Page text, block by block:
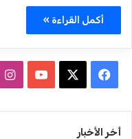
أكمل القراءة »
س
أخر الأخبار